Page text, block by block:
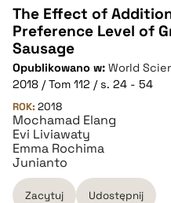
CZYSTY TEKST
pobierz cytat
BIBTEX
pobierz cytat
The Effect of
Preference Level of
Sausage
Opublikowano w: World
2018 / Tom 112 / s. 24 - 54
ROK: 2018
Mochamad Elang
Evi Liviawaty
Emma Rochima
Junianto
Zacytuj Udostępnij